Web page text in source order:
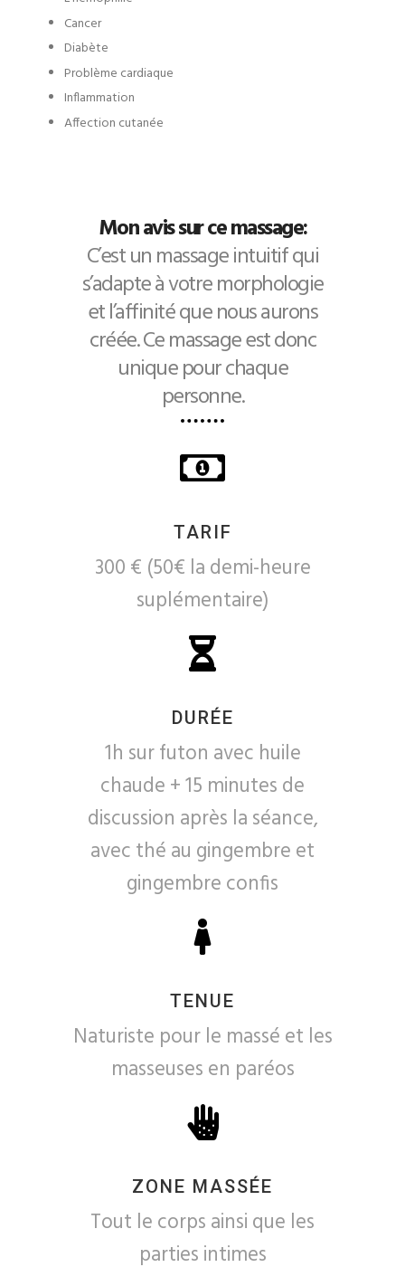
Cancer
Diabète
Problème cardiaque
Inflammation
Affection cutanée
Mon avis sur ce massage:
C’est un massage intuitif qui
s’adapte à votre morphologie
et l’affinité que nous aurons
créée. Ce massage est donc
unique pour chaque
personne.
TARIF
300 € (50€ la demi-heure
suplémentaire)
DURÉE
1h sur futon avec huile
chaude + 15 minutes de
discussion après la séance,
avec thé au gingembre et
gingembre confis
TENUE
Naturiste pour le massé et les
masseuses en paréos
ZONE MASSÉE
Tout le corps ainsi que les
parties intimes